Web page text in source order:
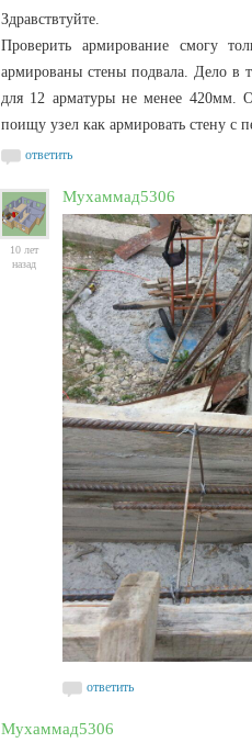
Здравствтуйте.
Проверить армирование смогу
армированы стены подвала. Дело в
для 12 арматуры не менее 420мм.
поищу узел как армировать стену с
ответить
10 лет
назад
Мухаммад5306
ответить
Мухаммад5306